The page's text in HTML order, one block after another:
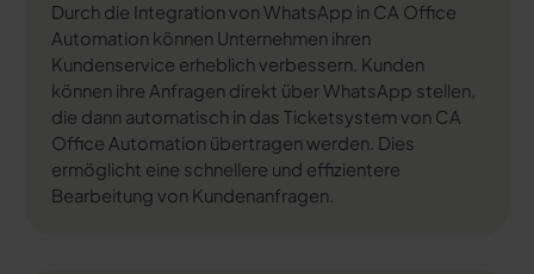
Durch die Integration von WhatsApp in CA Office
Automation können Unternehmen ihren
Kundenservice erheblich verbessern. Kunden
können ihre Anfragen direkt über WhatsApp stellen,
die dann automatisch in das Ticketsystem von CA
Office Automation übertragen werden. Dies
ermöglicht eine schnellere und effizientere
Bearbeitung von Kundenanfragen.